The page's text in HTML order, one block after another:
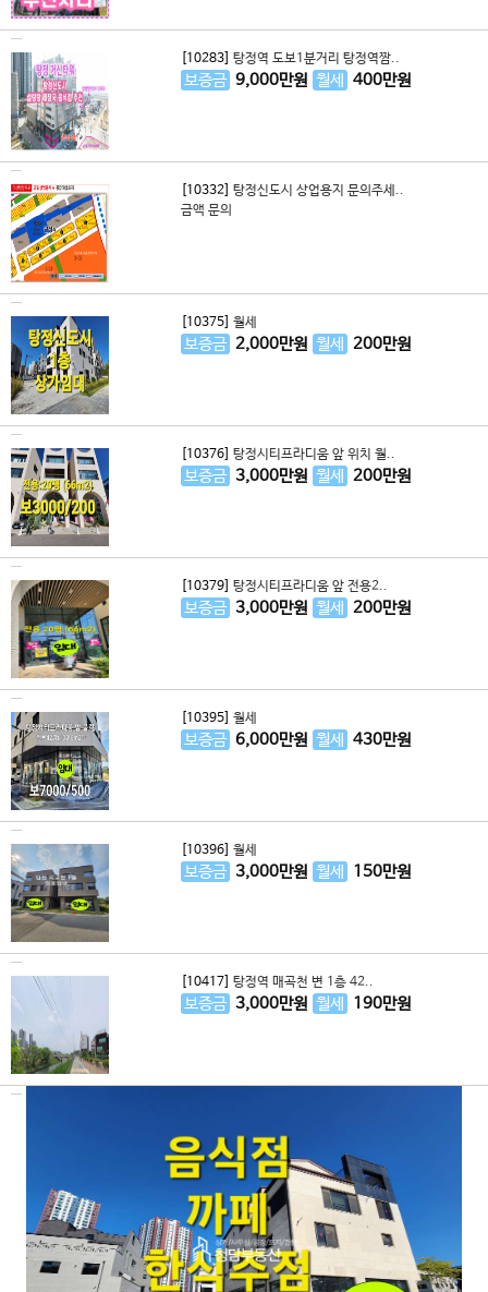
[10283] 탕정역 도보1분거리 탕정역짬..
보증금 9,000만원 월세 400만원
[10332] 탕정신도시 상업용지 문의주세..
금액 문의
[10375] 월세
보증금 2,000만원 월세 200만원
[10376] 탕정시티프라디움 앞 위치 월..
보증금 3,000만원 월세 200만원
[10379] 탕정시티프라디움 앞 전용2..
보증금 3,000만원 월세 200만원
[10395] 월세
보증금 6,000만원 월세 430만원
[10396] 월세
보증금 3,000만원 월세 150만원
[10417] 탕정역 매곡천 변 1층 42..
보증금 3,000만원 월세 190만원